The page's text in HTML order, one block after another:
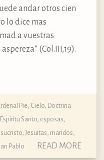
andar otros cien
lo dice mas
a vuestras
(Col.III,19).
Pie Cielo Doctrina
Espíritu Santo esposas
Jesuitas maridos
Pablo READ MORE